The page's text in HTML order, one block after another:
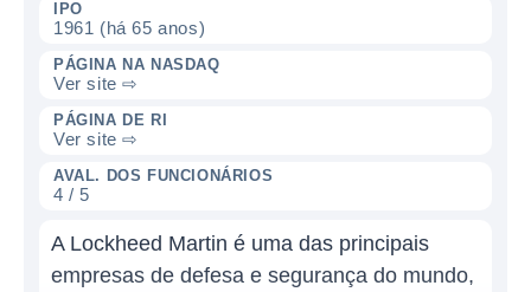
IPO
1961 (há 65 anos)
PÁGINA NA NASDAQ
Ver site ⇨
PÁGINA DE RI
Ver site ⇨
AVAL. DOS FUNCIONÁRIOS
4 / 5
A Lockheed Martin é uma das principais
empresas de defesa e segurança do mundo,